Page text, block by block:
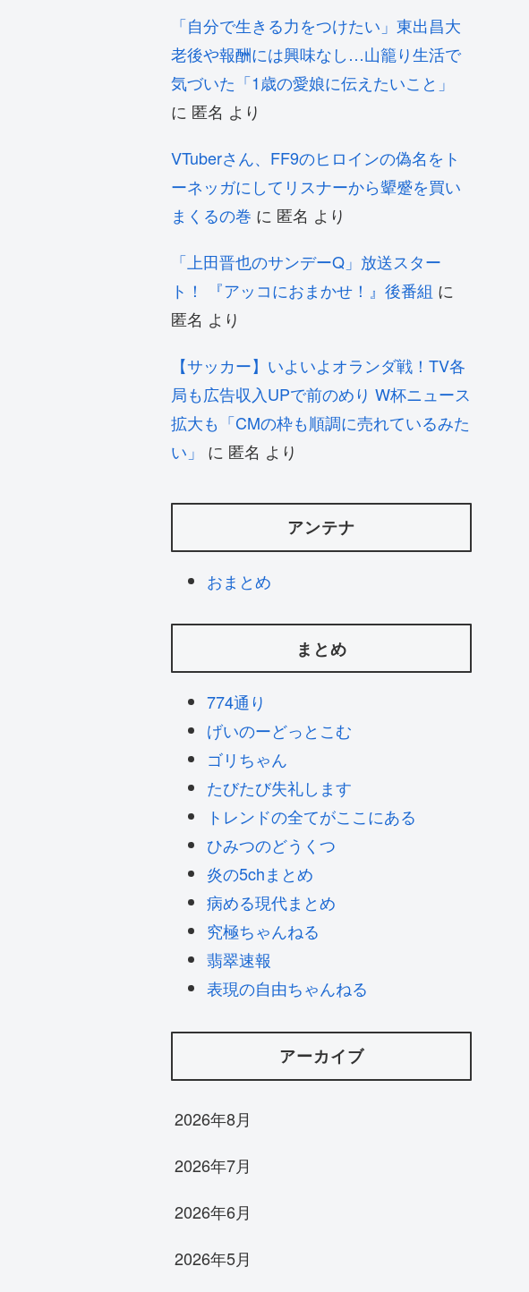
「自分で生きる力をつけたい」東出昌大
老後や報酬には興味なし…山籠り生活で
気づいた「1歳の愛娘に伝えたいこと」
に 匿名 より
VTuberさん、FF9のヒロインの偽名をト
ーネッガにしてリスナーから顰蹙を買い
まくるの巻 に 匿名 より
「上田晋也のサンデーQ」放送スター
ト！ 『アッコにおまかせ！』後番組 に
匿名 より
【サッカー】いよいよオランダ戦！TV各
局も広告収入UPで前のめり W杯ニュース
拡大も「CMの枠も順調に売れているみた
い」
に 匿名 より
アンテナ
おまとめ
まとめ
774通り
げいのーどっとこむ
ゴリちゃん
たびたび失礼します
トレンドの全てがここにある
ひみつのどうくつ
炎の5chまとめ
病める現代まとめ
究極ちゃんねる
翡翠速報
表現の自由ちゃんねる
アーカイブ
2026年8月
2026年7月
2026年6月
2026年5月